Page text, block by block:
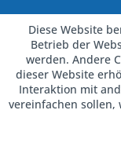
Diese Website
Betrieb der
werden. Andere
dieser Website
Interaktion mit
vereinfachen